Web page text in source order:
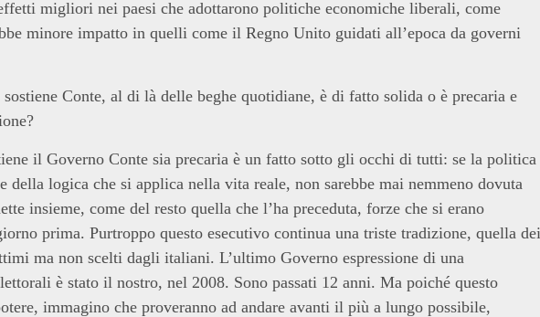
migliori nei paesi che adottarono politiche economiche liberali, come
minore impatto in quelli come il Regno Unito guidati all’epoca da governi
Conte, al di là delle beghe quotidiane, è di fatto solida o è precaria e
il Governo Conte sia precaria è un fatto sotto gli occhi di tutti: se la politica
della logica che si applica nella vita reale, non sarebbe mai nemmeno dovuta
insieme, come del resto quella che l’ha preceduta, forze che si erano
prima. Purtroppo questo esecutivo continua una triste tradizione, quella dei
ma non scelti dagli italiani. L’ultimo Governo espressione di una
è stato il nostro, nel 2008. Sono passati 12 anni. Ma poiché questo
immagino che proveranno ad andare avanti il più a lungo possibile,